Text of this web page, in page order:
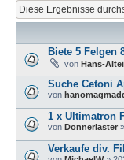
Biete 5 Felgen
von Hans-
Suche Cetoni
von
1 x Ultimatron
von Donnerlaster »
Verkaufe div.